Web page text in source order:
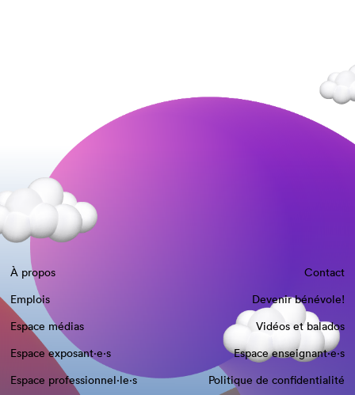
À propos
Contact
Emplois
Devenir bénévole!
Espace médias
Vidéos et balados
Espace exposant·e⋅s
Espace enseignant·e⋅s
Espace professionnel·le⋅s
Politique de confidentialité